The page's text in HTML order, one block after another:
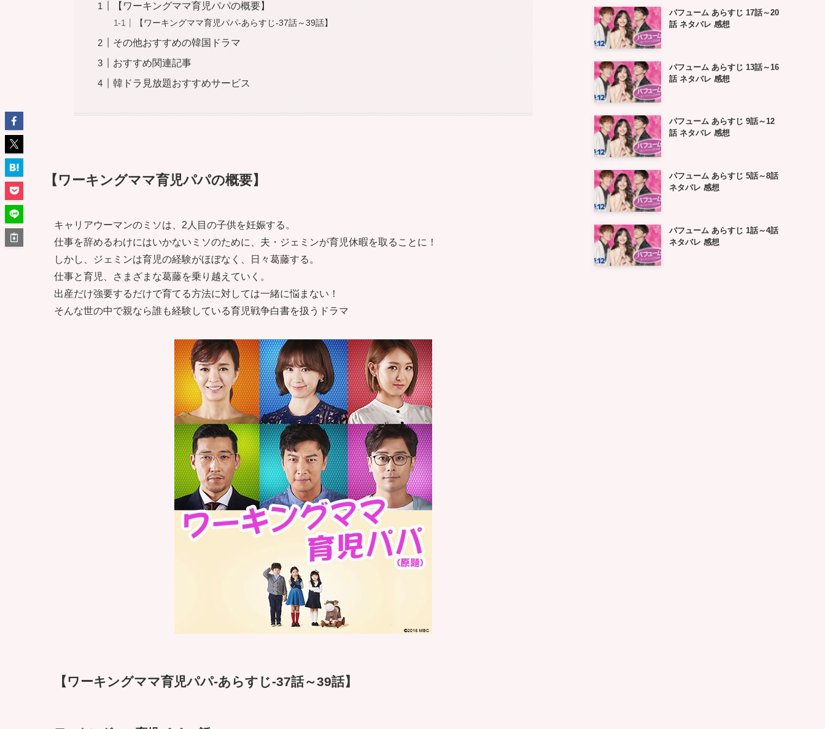
【ワーキングママ育児パパの概要】
【ワーキングママ育児パパ-あらすじ-37話～39話】
その他おすすめの韓国ドラマ
おすすめ関連記事
韓ドラ見放題おすすめサービス
【ワーキングママ育児パパの概要】
キャリアウーマンのミソは、2人目の子供を妊娠する。
仕事を辞めるわけにはいかないミソのために、夫・ジェミンが育児休暇を取ることに！
しかし、ジェミンは育児の経験がほぼなく、日々葛藤する。
仕事と育児、さまざまな葛藤を乗り越えていく。
出産だけ強要するだけで育てる方法に対しては一緒に悩まない！
そんな世の中で親なら誰も経験している育児戦争白書を扱うドラマ
【ワーキングママ育児パパ-あらすじ-37話～39話】
パフューム あらすじ 17話～20
話 ネタバレ 感想
パフューム あらすじ 13話～16
話 ネタバレ 感想
パフューム あらすじ 9話～12
話 ネタバレ 感想
パフューム あらすじ 5話～8話
ネタバレ 感想
パフューム あらすじ 1話～4話
ネタバレ 感想